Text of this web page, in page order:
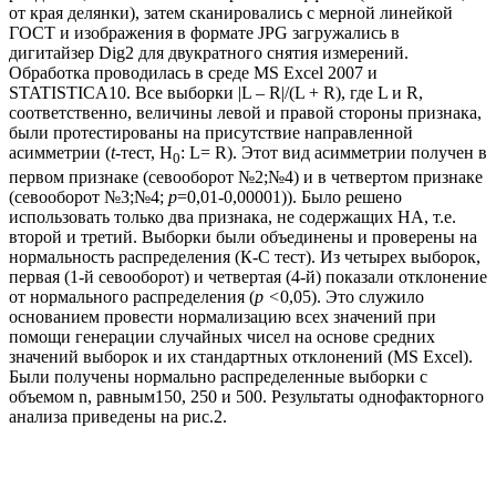
от края делянки), затем сканировались с мерной линейкой
ГОСТ и изображения в формате JPG загружались в
дигитайзер Dig2 для двукратного снятия измерений.
Обработка проводилась в среде MS Excel 2007 и
STATISTICA10. Все выборки |L – R|/(L + R), где L и R,
соответственно, величины левой и правой стороны признака,
были протестированы на присутствие направленной
асимметрии (t-тест, H0: L= R). Этот вид асимметрии получен в
первом признаке (севооборот №2;№4) и в четвертом признаке
(севооборот №3;№4; р=0,01-0,00001)). Было решено
использовать только два признака, не содержащих НА, т.е.
второй и третий. Выборки были объединены и проверены на
нормальность распределения (К-С тест). Из четырех выборок,
первая (1-й севооборот) и четвертая (4-й) показали отклонение
от нормального распределения (р <0,05). Это служило
основанием провести нормализацию всех значений при
помощи генерации случайных чисел на основе средних
значений выборок и их стандартных отклонений (MS Excel).
Были получены нормально распределенные выборки с
объемом n, равным150, 250 и 500. Результаты однофакторного
анализа приведены на рис.2.